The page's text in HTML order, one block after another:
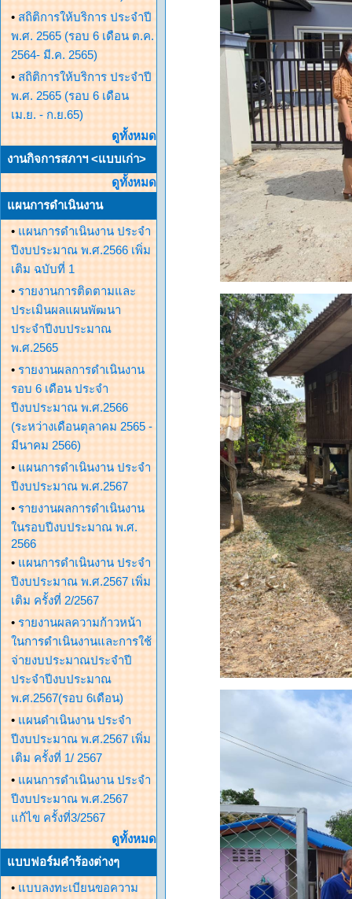
• สถิติการให้บริการ ประจำปี
พ.ศ. 2565 (รอบ 6 เดือน ต.ค.
2564- มี.ค. 2565)
• สถิติการให้บริการ ประจำปี
พ.ศ. 2565 (รอบ 6 เดือน
เม.ย. - ก.ย.65)
ดูทั้งหมด
งานกิจการสภาฯ <แบบเก่า>
ดูทั้งหมด
แผนการดำเนินงาน
• แผนการดำเนินงาน ประจำ
ปีงบประมาณ พ.ศ.2566 เพิ่ม
เติม ฉบับที่ 1
• รายงานการติดตามและ
ประเมินผลแผนพัฒนา
ประจำปีงบประมาณ
พ.ศ.2565
• รายงานผลการดำเนินงาน
รอบ 6 เดือน ประจำ
ปีงบประมาณ พ.ศ.2566
(ระหว่างเดือนตุลาคม 2565 -
มีนาคม 2566)
• แผนการดำเนินงาน ประจำ
ปีงบประมาณ พ.ศ.2567
• รายงานผลการดำเนินงาน
ในรอบปีงบประมาณ พ.ศ.
2566
• แผนการดำเนินงาน ประจำ
ปีงบประมาณ พ.ศ.2567 เพิ่ม
เติม ครั้งที่ 2/2567
• รายงานผลความก้าวหน้า
ในการดำเนินงานและการใช้
จ่ายงบประมาณประจำปี
ประจำปีงบประมาณ
พ.ศ.2567(รอบ 6เดือน)
• แผนดำเนินงาน ประจำ
ปีงบประมาณ พ.ศ.2567 เพิ่ม
เติม ครั้งที่ 1/ 2567
• แผนการดำเนินงาน ประจำ
ปีงบประมาณ พ.ศ.2567
แก้ไข ครั้งที่3/2567
ดูทั้งหมด
แบบฟอร์มคำร้องต่างๆ
• แบบลงทะเบียนขอความ